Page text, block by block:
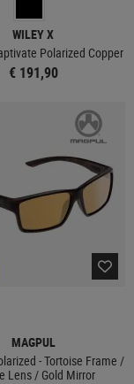
WILEY X
Polarized Copper
€ 191,90
MAGPUL
- Tortoise Frame /
Lens / Gold Mirror